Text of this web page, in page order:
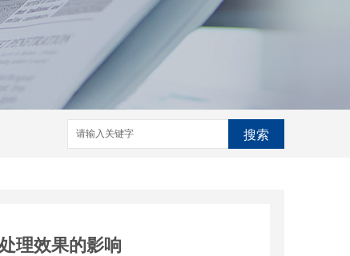
搜索
理效果的影响